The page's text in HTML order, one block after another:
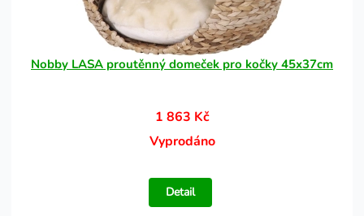
Nobby LASA proutěnný domeček pro kočky 45x37cm
1 863 Kč
Vyprodáno
Detail